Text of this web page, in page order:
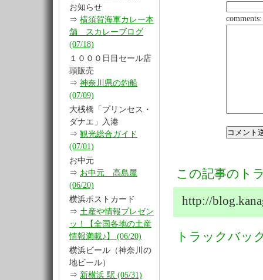
お知らせ
⇒ 横須賀海軍カレー本
舗 スカレーブログ
(07/18)
１０００日目セール店
頭販売
⇒ 神奈川県の釣船
(07/09)
大桟橋「プリンセス・
ダナエ」入港
⇒ 観光総合ガイド
(07/01)
お中元
⇒ お中元 高島屋
(06/20)
横浜ポストカード
⇒ 土産や情報プレゼン
ッ！【全国各地の土産
情報満載♪】 (06/20)
横浜ビール（神奈川の
地ビール）
⇒ 新横浜 駅 (05/31)
comments:
この記事のト
http://
トラックバッ